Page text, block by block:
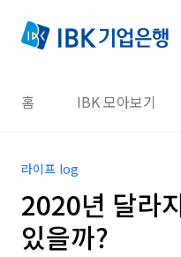
홈 IBK 모아보기
라이프 log
2020년 달라
있을까?